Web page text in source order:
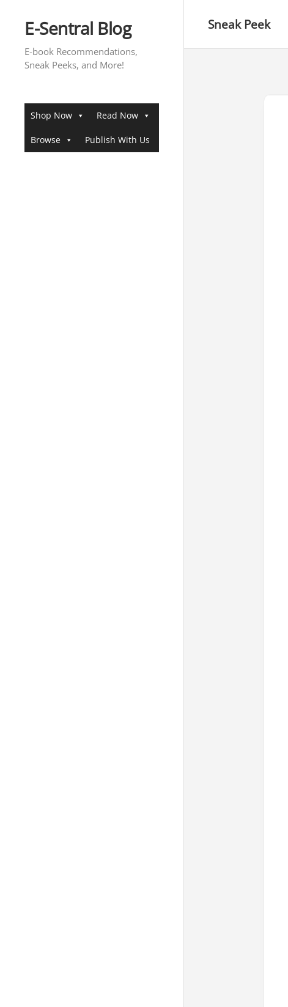
contentE-Sentral Blog
E-book Recommendations,
Sneak Peeks, and More!
Shop Now Read Now
Browse Publish With Us
Sneak Peek